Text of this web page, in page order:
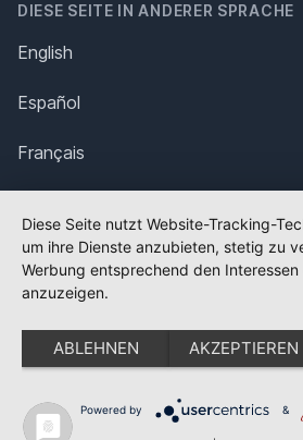
DIESE SEITE IN ANDERER SPRACHE
English
Español
Français
Polska
Português
Nederlands
Svenska
Diese Seite nutzt Website-Tracking-
um ihre Dienste anzubieten, stetig zu
Werbung entsprechend den
anzuzeigen.
ABLEHNEN AKZEPTIEREN
Powered by &